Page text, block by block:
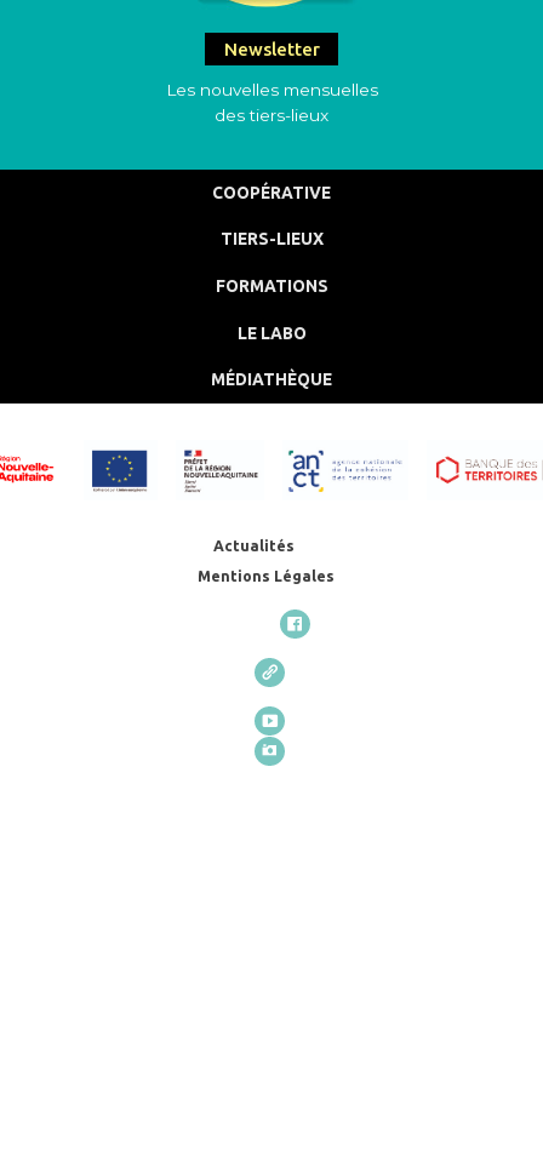
Newsletter
Les nouvelles mensuelles
des tiers-lieux
COOPÉRATIVE
TIERS-LIEUX
FORMATIONS
LE LABO
MÉDIATHÈQUE
Actualités
Mentions Légales